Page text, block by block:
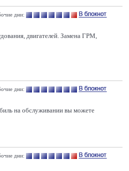
дни:
двигателей. Замена ГРМ,
дни:
на обслуживании вы можете
дни: